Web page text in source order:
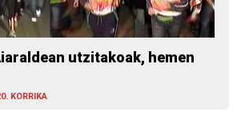
utzitakoak, hemen
KORRIKA